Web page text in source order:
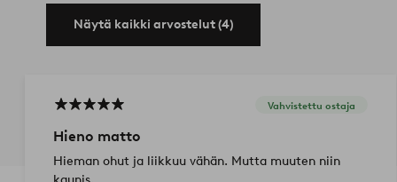
Näytä kaikki arvostelut (4)
Vahvistettu ostaja
Hieno matto
Hieman ohut ja liikkuu vähän. Mutta muuten niin